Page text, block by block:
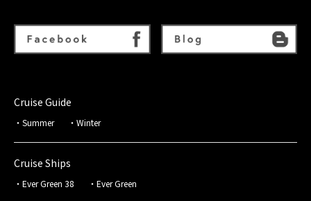
Cruise Guide
Summer Winter
Cruise Ships
Ever Green 38 Ever Green